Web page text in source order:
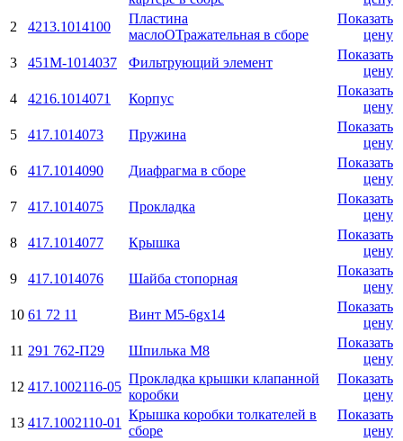
2
4213.1014100
Пластина
маслоОТражательная в сборе
Показать
цену
3
451М-1014037 Фильтрующий элемент
Показать
цену
4
4216.1014071 Корпус
Показать
цену
5
417.1014073 Пружина
Показать
цену
6
417.1014090 Диафрагма в сборе
Показать
цену
7
417.1014075 Прокладка
Показать
цену
8
417.1014077 Крышка
Показать
цену
9
417.1014076 Шайба стопорная
Показать
цену
10 61 72 11 Винт М5-6gx14
Показать
цену
11 291 762-П29 Шпилька M8
Показать
цену
12 417.1002116-05
Прокладка крышки клапанной
коробки
Показать
цену
13 417.1002110-01
Крышка коробки толкателей в
сборе
Показать
цену